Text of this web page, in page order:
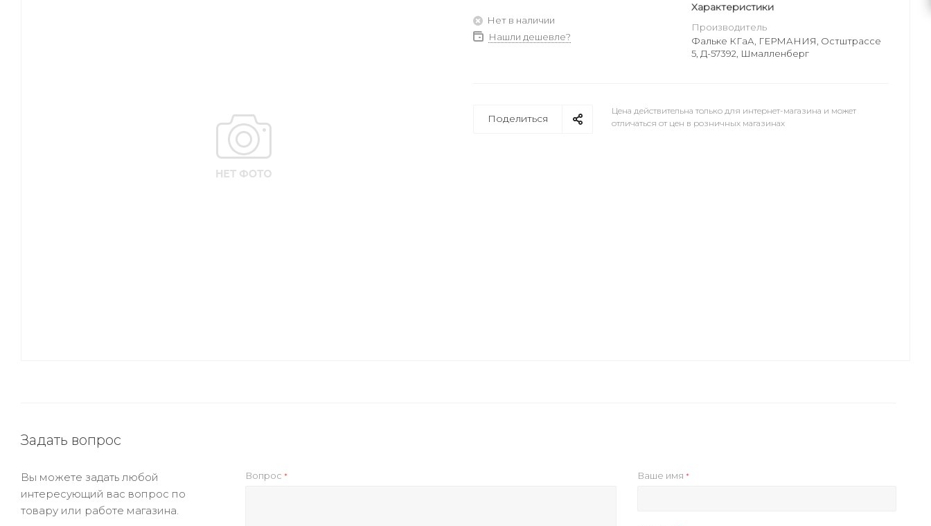
Нет в наличии
Нашли дешевле?
Характеристики
Производитель
Фальке КГаА, ГЕРМАНИЯ, Остштрассе
5, Д-57392, Шмалленберг
Поделиться
Цена действительна только для интернет-магазина и может
отличаться от цен в розничных магазинах
Задать вопрос
Вы можете задать любой
интересующий вас вопрос по
товару или работе магазина.
Вопрос * Ваше имя *